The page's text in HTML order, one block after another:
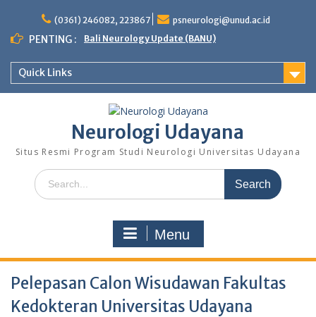
content
(0361) 246082, 223867 psneurologi@unud.ac.id
PENTING : Bali Neurology Update (BANU)
Quick Links
Neurologi Udayana
Situs Resmi Program Studi Neurologi Universitas Udayana
Search
for:
Menu
Pelepasan Calon Wisudawan Fakultas
Kedokteran Universitas Udayana